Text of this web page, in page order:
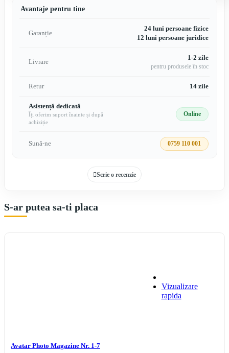
Avantaje pentru tine
Garanție
24 luni persoane fizice
12 luni persoane juridice
Livrare
1-2 zile
pentru produsele în stoc
Retur 14 zile
Asistență dedicată
Îți oferim suport înainte și după
achiziție
Online
Sună-ne 0759 110 001
Scrie o recenzie
S-ar putea sa-ti placa
Vizualizare
rapida
Avatar Photo Magazine Nr. 1-7